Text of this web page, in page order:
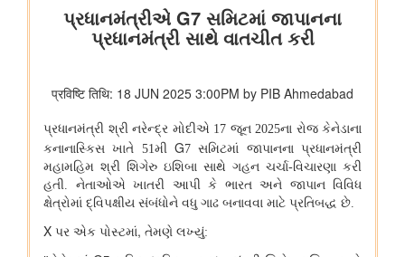
प्रेस विज्ञप्ति
राज्यसभा के सभापति द्वारा ऐतिहासिक भारत छोड़ो आंदोलन की 84वीं वर्षगांठ
आयुर्वेद के लिए बड़ा प्रोत्साहन: वैश्विक गुणवत्ता मानक स्थापित करने के लिए
सीसीआरएएस और बीआईएस के बीच एमओयू
लद्दाख में ऊंचाई पर औषधीय पौधे
आयुर्वेद पर्यटन के लिए केरल एक वैश्विक केंद्र के रूप में
आयुष औषधियों का मानकीकरण